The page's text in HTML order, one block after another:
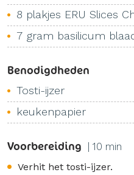
8 plakjes ERU Slices
7 gram basilicum
Benodigdheden
Tosti-ijzer
keukenpapier
Voorbereiding | 10 min
Verhit het tosti-ijzer.